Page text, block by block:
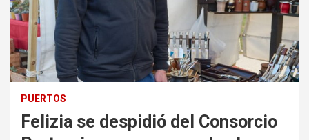
PUERTOS
Felizia se despidió del Consorcio